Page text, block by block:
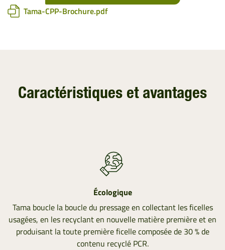
Tama-CPP-Brochure.pdf
Caractéristiques et avantages
Écologique
Tama boucle la boucle du pressage en collectant les ficelles
usagées, en les recyclant en nouvelle matière première et en
produisant la toute première ficelle composée de 30 % de
contenu recyclé PCR.